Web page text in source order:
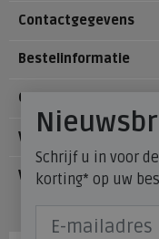
Contactgegevens
Bestelinformatie
Over Meijerink
Voetzorg
Veelgestelde vragen
Schrijf u in voor
korting* op uw